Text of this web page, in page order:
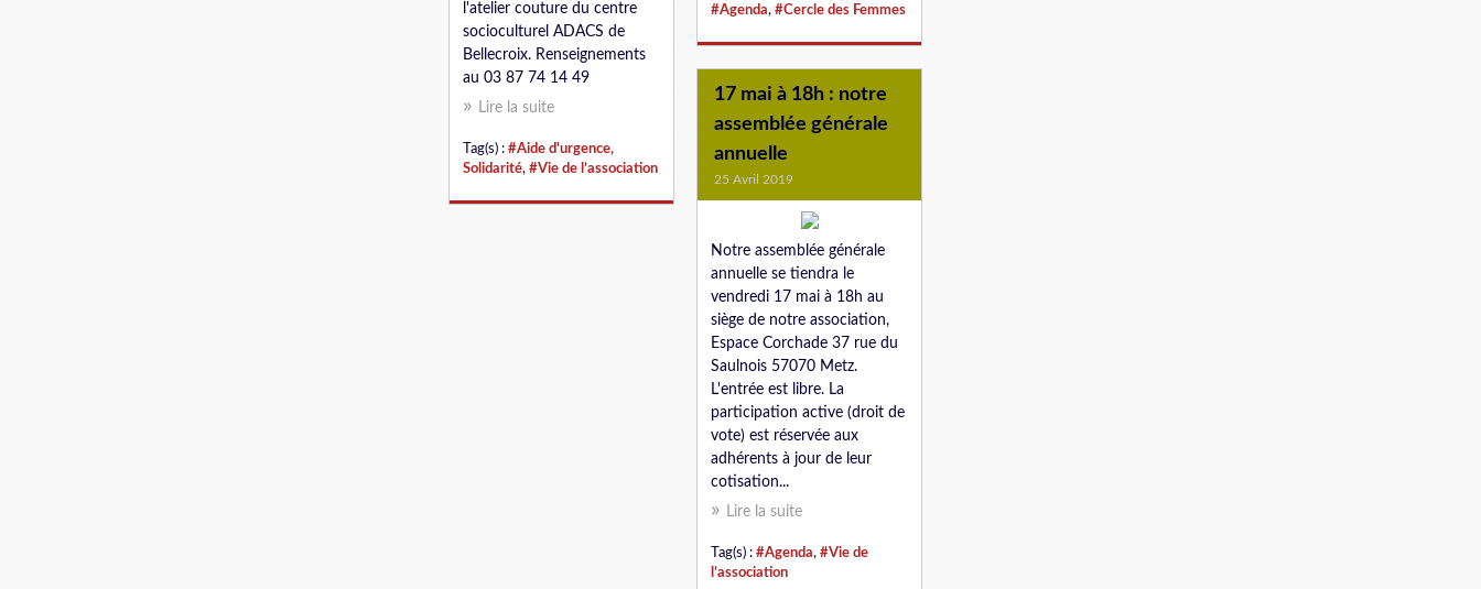
l'atelier couture du centre
socioculturel ADACS de
Bellecroix. Renseignements
au 03 87 74 14 49
Lire la suite
Tag(s) : #Aide d'urgence,
Solidarité, #Vie de l’association
#Agenda, #Cercle des Femmes
17 mai à 18h : notre
assemblée générale
annuelle
25 Avril 2019
Notre assemblée générale
annuelle se tiendra le
vendredi 17 mai à 18h au
siège de notre association,
Espace Corchade 37 rue du
Saulnois 57070 Metz.
L'entrée est libre. La
participation active (droit de
vote) est réservée aux
adhérents à jour de leur
cotisation...
Lire la suite
Tag(s) : #Agenda, #Vie de
l’association